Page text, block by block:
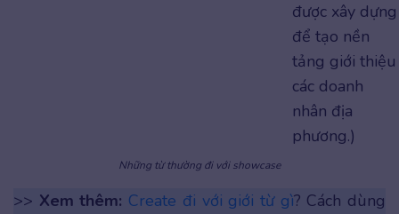
được xây dựng
để tạo nền
tảng giới thiệu
các doanh
nhân địa
phương.)
Những từ thường đi với showcase
>> Xem thêm: Create đi với giới từ gì? Cách dùng